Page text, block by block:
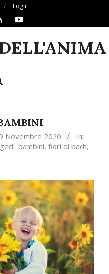
Login
Novembre 2020
In:
bambini, fiori di bach,